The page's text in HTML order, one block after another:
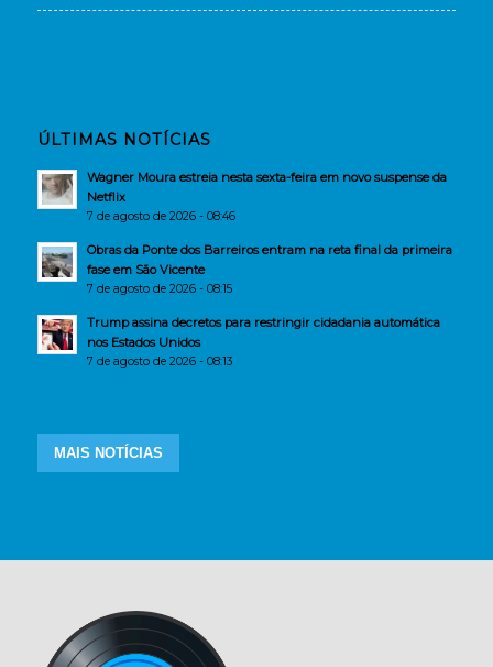
ÚLTIMAS NOTÍCIAS
Wagner Moura estreia nesta sexta-feira em novo suspense da
Netflix
7 de agosto de 2026 - 08:46
Obras da Ponte dos Barreiros entram na reta final da primeira
fase em São Vicente
7 de agosto de 2026 - 08:15
Trump assina decretos para restringir cidadania automática
nos Estados Unidos
7 de agosto de 2026 - 08:13
MAIS NOTÍCIAS